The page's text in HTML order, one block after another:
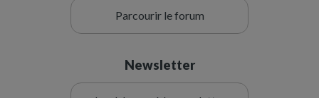
Parcourir le forum
Newsletter